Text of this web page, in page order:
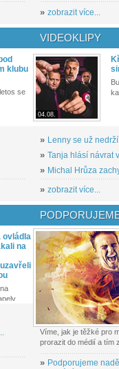
» zobrazit více...
klubu
se
VIDEOKLIPY
04.08.
» Lenny se už
» Tanja hlásí návrat
» Michal Hrůza
» zobrazit více...
ovládla
na
Víme, jak je těžké pro
prorazit do médií a tím
» Podporujeme